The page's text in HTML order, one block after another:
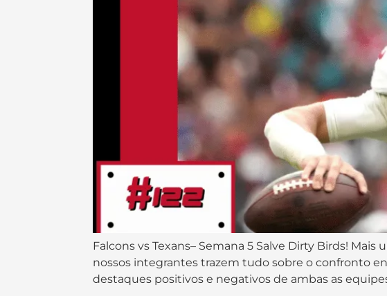
Falcons vs Texans– Semana 5 Salve Dirty Birds!
nossos integrantes trazem tudo sobre o confronto
destaques positivos e negativos de ambas as